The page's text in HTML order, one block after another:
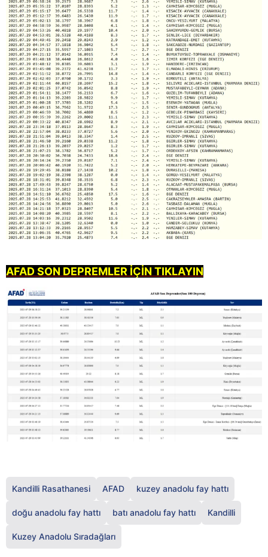
AFAD SON DEPREMLER İÇİN TIKLAYIN
Kandilli Rasathanesi AFAD kuzey anadolu fay hattı
doğu anadolu fay hattı batı anadolu fay hattı Kandilli
Kuzey Anadolu Sıradağları